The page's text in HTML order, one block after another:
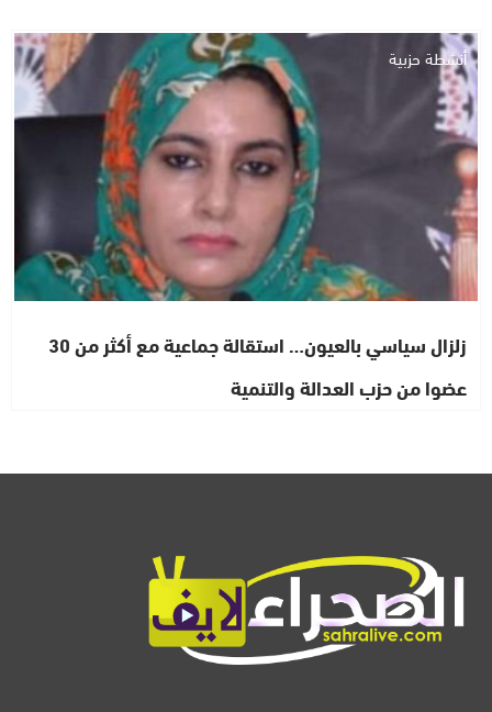
أنشطة حزبية
زلزال سياسي بالعيون… استقالة جماعية مع أكثر من 30
عضوا من حزب العدالة والتنمية